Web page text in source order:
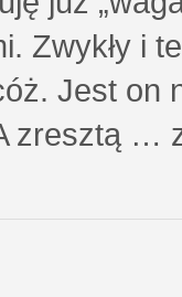
Zwykły i
Jest on
zresztą …